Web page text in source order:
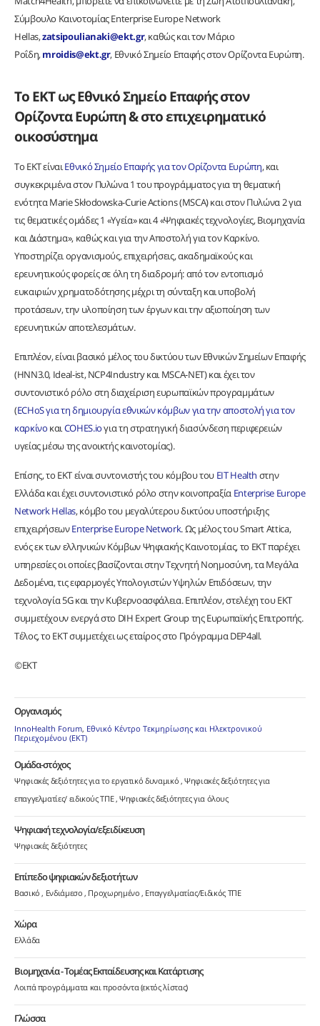
Σύμβουλο Καινοτομίας Enterprise Europe Network
Hellas,zatsipoulianaki@ekt.gr, καθώς και τον Μάριο
Ροΐδη,mroidis@ekt.gr, Εθνικό Σημείο Επαφής στον Ορίζοντα Ευρώπη.
Το ΕΚΤ ως Εθνικό Σημείο Επαφής στον
Ορίζοντα Ευρώπη & στο επιχειρηματικό
οικοσύστημα
Το ΕΚΤ είναιΕθνικό Σημείο Επαφής για τον Ορίζοντα Ευρώπη, και
συγκεκριμένα στον Πυλώνα 1 του προγράμματος για τη θεματική
ενότητα Marie Skłodowska-Curie Actions (MSCA) και στον Πυλώνα 2 για
τις θεματικές ομάδες 1 «Υγεία» και 4 «Ψηφιακές τεχνολογίες, Βιομηχανία
και Διάστημα», καθώς και για την Αποστολή για τον Καρκίνο.
Υποστηρίζει οργανισμούς, επιχειρήσεις, ακαδημαϊκούς και
ερευνητικούς φορείς σε όλη τη διαδρομή: από τον εντοπισμό
ευκαιριών χρηματοδότησης μέχρι τη σύνταξη και υποβολή
προτάσεων, την υλοποίηση των έργων και την αξιοποίηση των
ερευνητικών αποτελεσμάτων.
Επιπλέον, είναι βασικό μέλος του δικτύου των Εθνικών Σημείων Επαφής
(ΗΝΝ3.0, Ideal-ist, NCP4Industry και MSCA-NET) και έχει τον
συντονιστικό ρόλο στη διαχείριση ευρωπαϊκών προγραμμάτων
(ECHoS για τη δημιουργία εθνικών κόμβων για την αποστολή για τον
καρκίνο καιCOHES.ioγια τη στρατηγική διασύνδεση περιφερειών
υγείας μέσω της ανοικτής καινοτομίας).
Επίσης, το ΕΚΤ είναι συντονιστής του κόμβου του EIT Health στην
Ελλάδα και έχει συντονιστικό ρόλο στην κοινοπραξία Enterprise Europe
Network Hellas, κόμβο του μεγαλύτερου δικτύου υποστήριξης
επιχειρήσεωνEnterprise Europe Network. Ως μέλος του Smart Attica,
ενός εκ των ελληνικών Κόμβων Ψηφιακής Καινοτομίας, το ΕΚΤ παρέχει
υπηρεσίες οι οποίες βασίζονται στην Τεχνητή Νοημοσύνη, τα Μεγάλα
Δεδομένα, τις εφαρμογές Υπολογιστών Υψηλών Επιδόσεων, την
τεχνολογία 5G και την Κυβερνοασφάλεια. Επιπλέον, στελέχη του ΕΚΤ
συμμετέχουν ενεργά στο DIH Expert Group της Ευρωπαϊκής Επιτροπής.
Τέλος, το ΕΚΤ συμμετέχει ως εταίρος στο Πρόγραμμα DEP4all.
©EKT
Οργανισμός
InnoHealth Forum, Εθνικό Κέντρο Τεκμηρίωσης και Ηλεκτρονικού
Περιεχομένου (ΕΚΤ)
Ομάδα-στόχος
Ψηφιακές δεξιότητες για το εργατικό δυναμικό Ψηφιακές δεξιότητες για
επαγγελματίες/ ειδικούς ΤΠΕ Ψηφιακές δεξιότητες για όλους
Ψηφιακή τεχνολογία/εξειδίκευση
Ψηφιακές δεξιότητες
Επίπεδο ψηφιακών δεξιοτήτων
Βασικό Ενδιάμεσο Προχωρημένο Επαγγελματίας/Ειδικός ΤΠΕ
Χώρα
Ελλάδα
Βιομηχανία - Τομέας Εκπαίδευσης και Κατάρτισης
Λοιπά προγράμματα και προσόντα (εκτός λίστας)
Γλώσσα